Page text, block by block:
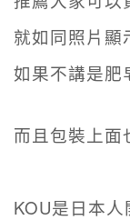
就如同照片顯
如果不講是肥
而且包裝上面
KOU是日本人